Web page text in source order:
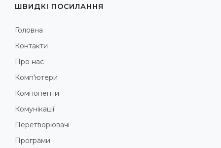
ШВИДКІ ПОСИЛАННЯ
Головна
Контакти
Про нас
Комп'ютери
Компоненти
Комунікації
Перетворювачі
Програми